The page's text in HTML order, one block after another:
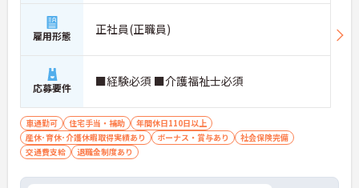
雇用形態 正社員(正職員)
応募要件 ■経験必須 ■介護福祉士必須
車通勤可 住宅手当・補助
年間休日110日以上
産休･育休･介護休暇取得実績あり
ボーナス・賞与あり
社会保険完備
交通費支給
退職金制度あり